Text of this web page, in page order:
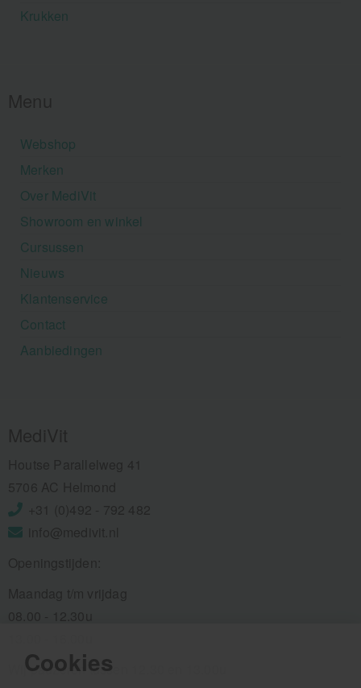
Cookies
Krukken
Webshop
Merken
Over MediVit
Showroom en winkel
Cursussen
Nieuws
Klantenservice
Contact
Aanbiedingen
Wij pauzeren tussen 12.30 en 13.00u